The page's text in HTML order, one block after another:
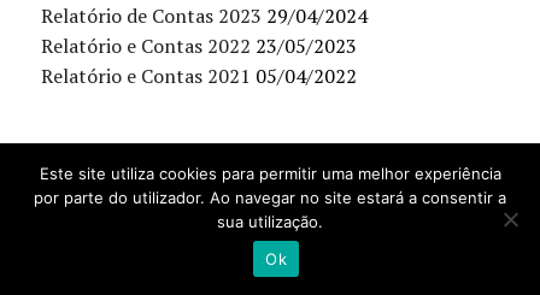
Relatório de Contas 2023 29/04/2024
Relatório e Contas 2022 23/05/2023
Relatório e Contas 2021 05/04/2022
COPYRIGHT 2017-2026 | GERIDO PELO GRUPO DESPORTIVO E IMPLEMENTADO
PORSGREIS
Este site utiliza cookies para permitir uma melhor experiência
por parte do utilizador. Ao navegar no site estará a consentir a
sua utilização.
Ok